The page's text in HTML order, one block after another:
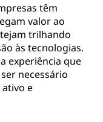
têm
valor ao
trilhando
às tecnologias.
experiência que
necessário
e